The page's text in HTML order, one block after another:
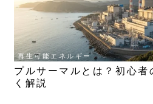
再生可能エネルギー
プルサーマルとは？初心者
く解説